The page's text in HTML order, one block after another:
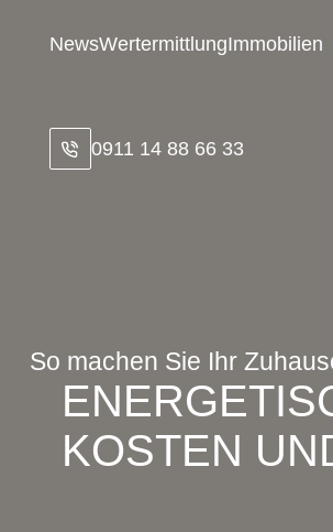
springen
NewsWertermittlungImmobilien
0911 14 88 66 33
So machen Sie Ihr
KOSTEN